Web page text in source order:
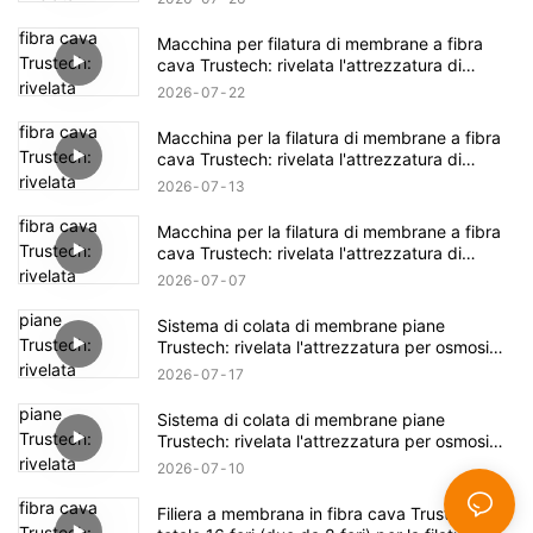
Macchina per filatura di membrane a fibra
cava Trustech: rivelata l'attrezzatura di
filatura NIPS (17)
2026 07 22
Macchina per la filatura di membrane a fibra
cava Trustech: rivelata l'attrezzatura di
filatura NIPS (16)
2026 07 13
Macchina per la filatura di membrane a fibra
cava Trustech: rivelata l'attrezzatura di
filatura NIPS (15)
2026 07 07
Sistema di colata di membrane piane
Trustech: rivelata l'attrezzatura per osmosi
inversa (XIV)
2026 07 17
Sistema di colata di membrane piane
Trustech: rivelata l'attrezzatura per osmosi
inversa (XIII)
2026 07 10
Filiera a membrana in fibra cava Trustech: